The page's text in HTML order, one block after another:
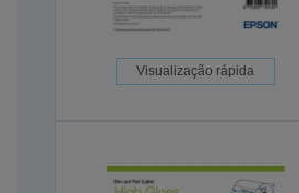
Visualização rápida